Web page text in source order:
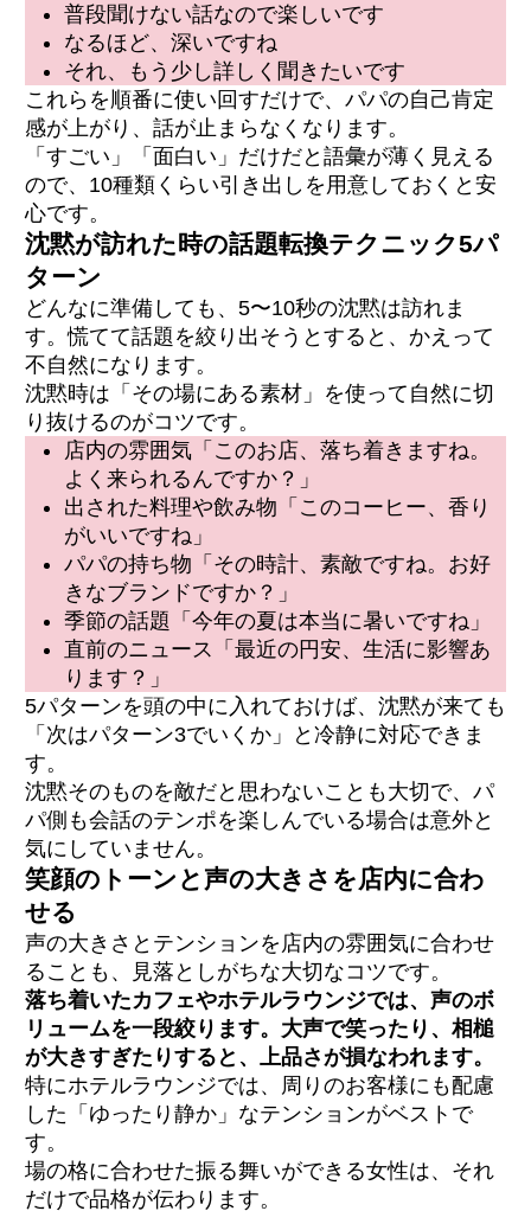
普段聞けない話なので楽しいです
なるほど、深いですね
それ、もう少し詳しく聞きたいです
これらを順番に使い回すだけで、パパの自己肯定
感が上がり、話が止まらなくなります。
「すごい」「面白い」だけだと語彙が薄く見える
ので、10種類くらい引き出しを用意しておくと安
心です。
沈黙が訪れた時の話題転換テクニック5パ
ターン
どんなに準備しても、5〜10秒の沈黙は訪れま
す。慌てて話題を絞り出そうとすると、かえって
不自然になります。
沈黙時は「その場にある素材」を使って自然に切
り抜けるのがコツです。
店内の雰囲気「このお店、落ち着きますね。
よく来られるんですか？」
出された料理や飲み物「このコーヒー、香り
がいいですね」
パパの持ち物「その時計、素敵ですね。お好
きなブランドですか？」
季節の話題「今年の夏は本当に暑いですね」
直前のニュース「最近の円安、生活に影響あ
ります？」
5パターンを頭の中に入れておけば、沈黙が来ても
「次はパターン3でいくか」と冷静に対応できま
す。
沈黙そのものを敵だと思わないことも大切で、パ
パ側も会話のテンポを楽しんでいる場合は意外と
気にしていません。
笑顔のトーンと声の大きさを店内に合わ
せる
声の大きさとテンションを店内の雰囲気に合わせ
ることも、見落としがちな大切なコツです。
落ち着いたカフェやホテルラウンジでは、声のボ
リュームを一段絞ります。大声で笑ったり、相槌
が大きすぎたりすると、上品さが損なわれます。
特にホテルラウンジでは、周りのお客様にも配慮
した「ゆったり静か」なテンションがベストで
す。
場の格に合わせた振る舞いができる女性は、それ
だけで品格が伝わります。